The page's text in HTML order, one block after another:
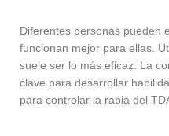
Diferentes personas pueden
funcionan mejor para ellas.
suele ser lo más eficaz. La
clave para desarrollar
para controlar la rabia del